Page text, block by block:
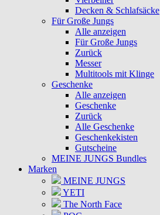
Decken & Schlafsäcke
Für Große Jungs
Alle anzeigen
Für Große Jungs
Zurück
Messer
Multitools mit Klinge
Geschenke
Alle anzeigen
Geschenke
Zurück
Alle Geschenke
Geschenkekisten
Gutscheine
MEINE JUNGS Bundles
Marken
MEINE JUNGS
YETI
The North Face